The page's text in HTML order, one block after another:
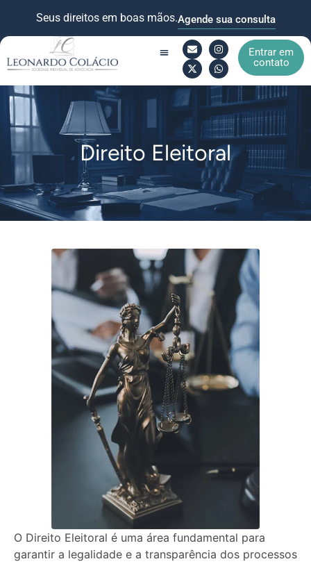
Seus direitos em boas mãos.Agende sua consulta
Entrar em
contato
Direito Eleitoral
O Direito Eleitoral é uma área fundamental para
garantir a legalidade e a transparência dos processos